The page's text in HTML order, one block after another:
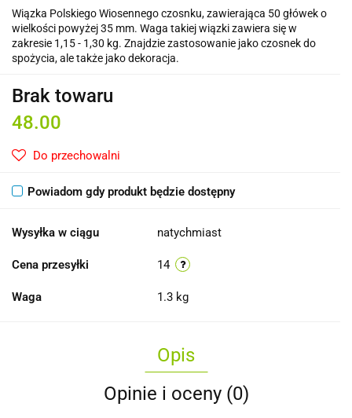
Wiązka Polskiego Wiosennego czosnku, zawierająca 50 główek o
wielkości powyżej 35 mm. Waga takiej wiązki zawiera się w
zakresie 1,15 - 1,30 kg. Znajdzie zastosowanie jako czosnek do
spożycia, ale także jako dekoracja.
Brak towaru
48.00
Do przechowalni
Powiadom gdy produkt będzie dostępny
Wysyłka w ciągu natychmiast
Cena przesyłki 14
Waga 1.3 kg
Opis
Opinie i oceny (0)